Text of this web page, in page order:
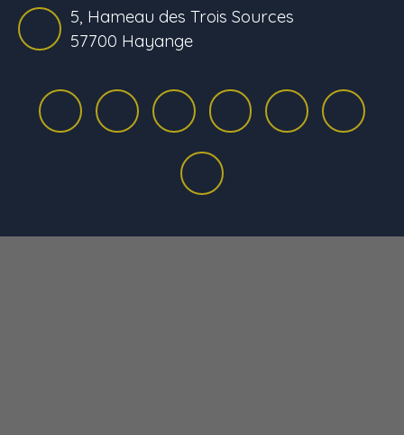
5, Hameau des Trois Sources
57700 Hayange